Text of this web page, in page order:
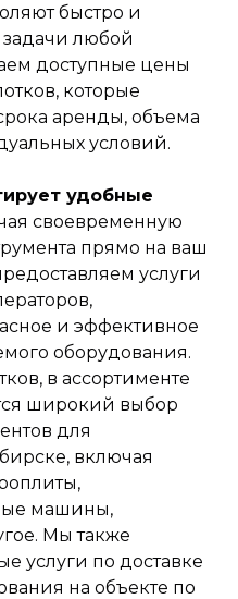
быстро и
задачи любой
доступные цены
которые
аренды, объема
условий.
удобные
своевременную
прямо на ваш
услуги
и эффективное
оборудования.
в ассортименте
широкий выбор
для
включая
машины,
Мы также
услуги по доставке
на объекте по